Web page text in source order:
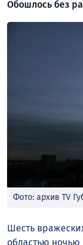
Обошлось без
Фото: архив TV
Шесть
областью ночью